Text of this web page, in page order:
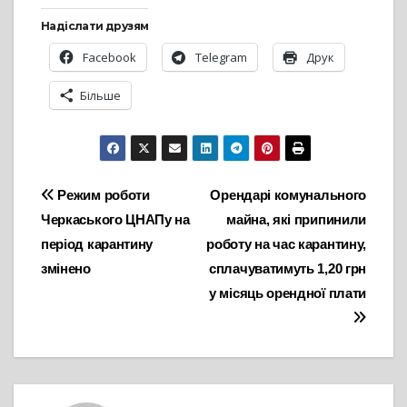
Надіслати друзям
Facebook Telegram Друк
Більше
Навігація
записів
Орендарі комунального
майна, які припинили
роботу на час карантину,
сплачуватимуть 1,20 грн
у місяць орендної плати
Режим роботи
Черкаського ЦНАПу на
період карантину
змінено